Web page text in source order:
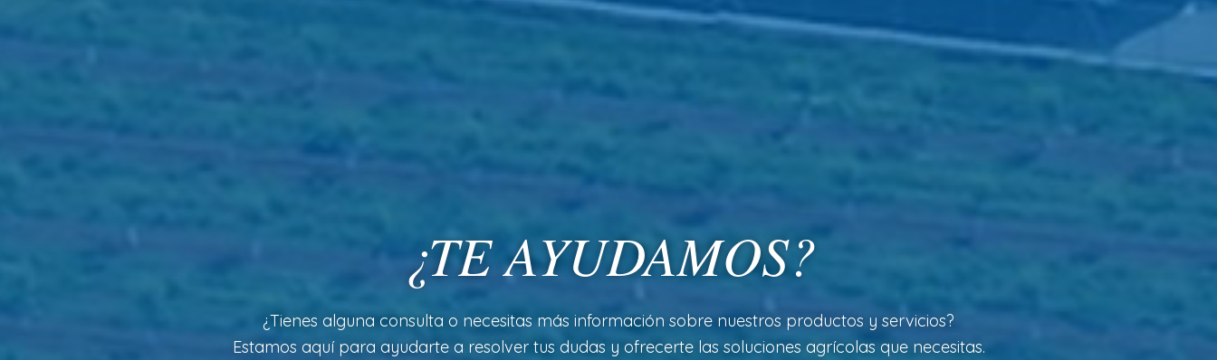
¿TE AYUDAMOS?
¿Tienes alguna consulta o necesitas más información sobre nuestros productos y servicios?
Estamos aquí para ayudarte a resolver tus dudas y ofrecerte las soluciones agrícolas que necesitas.